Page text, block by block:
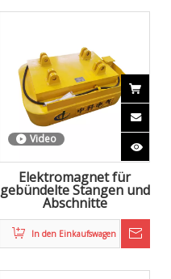
Video
Elektromagnet für
gebündelte Stangen und
Abschnitte
In den Einkaufswagen